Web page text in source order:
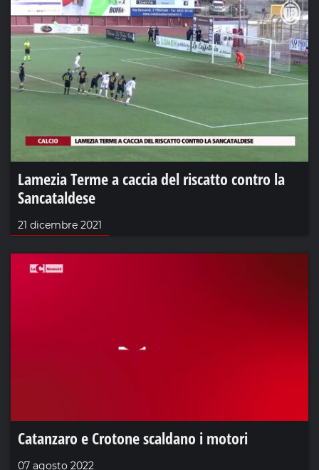
Lamezia Terme a caccia del riscatto contro la
Sancataldese
21 dicembre 2021
Catanzaro e Crotone scaldano i motori
07 agosto 2022